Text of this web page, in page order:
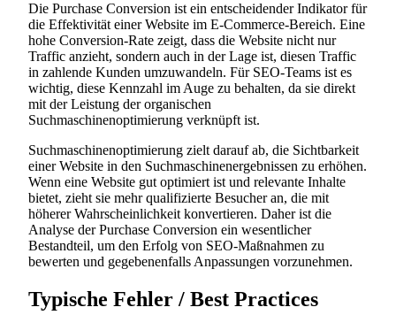
Die Purchase Conversion ist ein entscheidender Indikator für
die Effektivität einer Website im E-Commerce-Bereich. Eine
hohe Conversion-Rate zeigt, dass die Website nicht nur
Traffic anzieht, sondern auch in der Lage ist, diesen Traffic
in zahlende Kunden umzuwandeln. Für SEO-Teams ist es
wichtig, diese Kennzahl im Auge zu behalten, da sie direkt
mit der Leistung der organischen
Suchmaschinenoptimierung verknüpft ist.
Suchmaschinenoptimierung zielt darauf ab, die Sichtbarkeit
einer Website in den Suchmaschinenergebnissen zu erhöhen.
Wenn eine Website gut optimiert ist und relevante Inhalte
bietet, zieht sie mehr qualifizierte Besucher an, die mit
höherer Wahrscheinlichkeit konvertieren. Daher ist die
Analyse der Purchase Conversion ein wesentlicher
Bestandteil, um den Erfolg von SEO-Maßnahmen zu
bewerten und gegebenenfalls Anpassungen vorzunehmen.
Typische Fehler / Best Practices